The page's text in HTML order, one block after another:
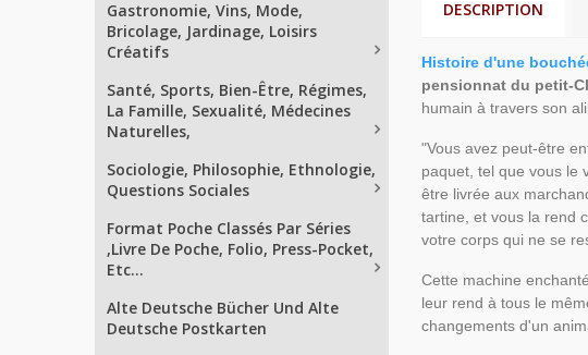
Gastronomie, Vins, Mode,
Bricolage, Jardinage, Loisirs
Créatifs
Santé, Sports, Bien-Être, Régimes,
La Famille, Sexualité, Médecines
Naturelles,
Sociologie, Philosophie, Ethnologie,
Questions Sociales
Format Poche Classés Par Séries
,Livre De Poche, Folio, Press-Pocket,
Etc...
Alte Deutsche Bücher Und Alte
Deutsche Postkarten
DESCRIPTION
Histoire d'une
pensionnat du petit-
humain à travers son
"Vous avez peut-être
paquet, tel que vous le
être livrée aux
tartine, et vous la rend
votre corps qui ne se
Cette machine
leur rend à tous le
changements d'un